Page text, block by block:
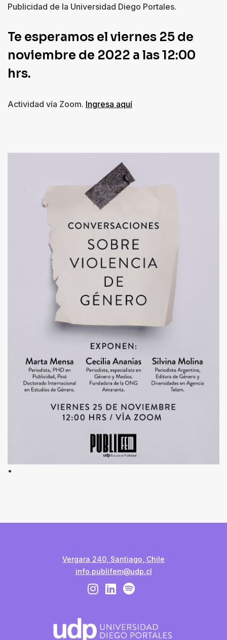
Publicidad de la Universidad Diego Portales.
Te esperamos el viernes 25 de
noviembre de 2022 a las 12:00
hrs.
Actividad vía Zoom. Ingresa aquí
•
Vergara 240, Santiago, Chile
info.publifem@udp.cl